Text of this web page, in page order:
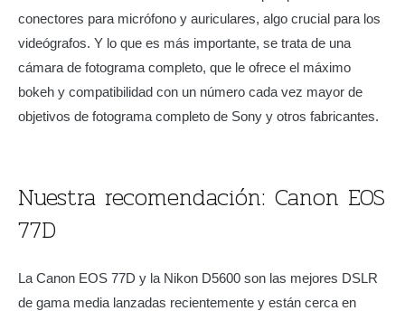
conectores para micrófono y auriculares, algo crucial para los
videógrafos. Y lo que es más importante, se trata de una
cámara de fotograma completo, que le ofrece el máximo
bokeh y compatibilidad con un número cada vez mayor de
objetivos de fotograma completo de Sony y otros fabricantes.
Nuestra recomendación: Canon EOS
77D
La Canon EOS 77D y la Nikon D5600 son las mejores DSLR
de gama media lanzadas recientemente y están cerca en